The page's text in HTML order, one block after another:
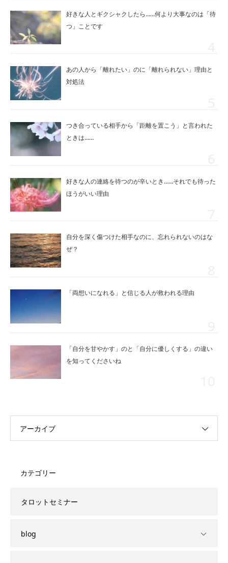
好きな人とギクシャクしたら……何より大事なのは「待
つ」ことです
あの人から「離れたい」のに「離れられない」理由と
対処法
つき合っている相手から「距離を置こう」と言われた
ときは……
好きな人の連絡を待つのが辛いとき……それでも待った
ほうがいい理由
自分を深く傷つけた相手なのに、忘れられないのはな
ぜ？
「両想いになれる」と信じる人が救われる理由
「自分を甘やかす」のと「自分に優しくする」の違い
を知ってくださいね
アーカイブ
カテゴリー
タロットセミナー
blog